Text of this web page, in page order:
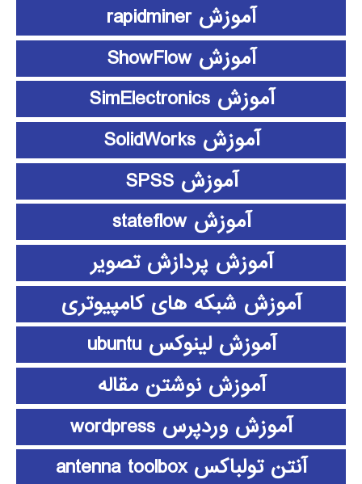
آموزش rapidminer
آموزش ShowFlow
آموزش SimElectronics
آموزش SolidWorks
آموزش SPSS
آموزش stateflow
آموزش پردازش تصویر
آموزش شبکه های کامپیوتری
آموزش لینوکس ubuntu
آموزش نوشتن مقاله
آموزش وردپرس wordpress
آنتن تولباکس antenna toolbox